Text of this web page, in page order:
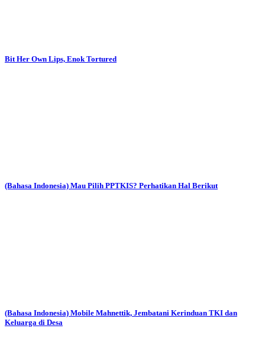
Bit Her Own Lips, Enok Tortured
(Bahasa Indonesia) Mau Pilih PPTKIS? Perhatikan Hal Berikut
(Bahasa Indonesia) Mobile Mahnettik, Jembatani Kerinduan TKI dan
Keluarga di Desa